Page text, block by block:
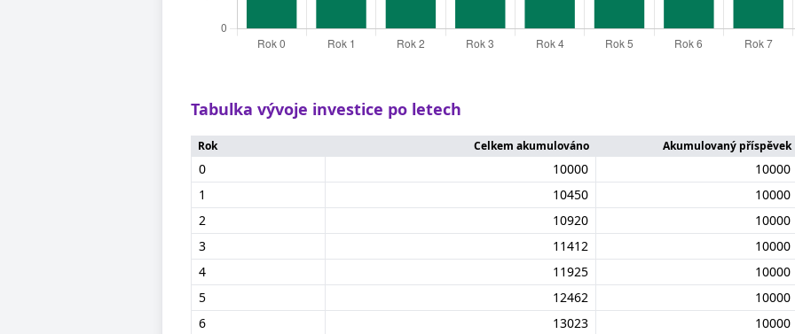
Tabulka vývoje investice po letech
Rok Celkem akumulováno Akumulovaný příspěvek
0 10000
10000
1
10450
10000
2
10920
10000
3
11412
10000
4
11925
10000
5
12462
10000
6
13023
10000